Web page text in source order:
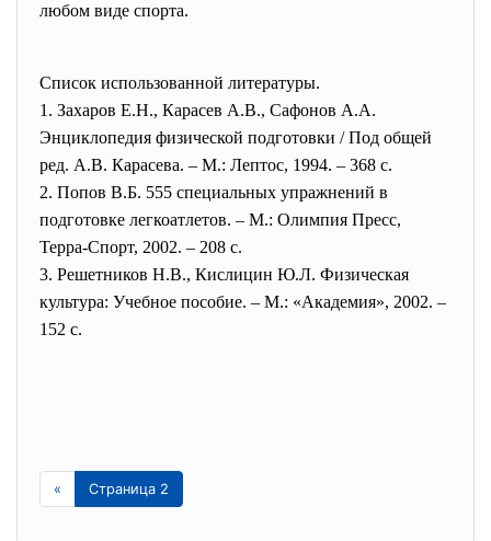
любом виде спорта.
Список использованной литературы.
1. Захаров Е.Н., Карасев А.В., Сафонов А.А.
Энциклопедия физической подготовки / Под общей
ред. А.В. Карасева. – М.: Лептос, 1994. – 368 с.
2. Попов В.Б. 555 специальных упражнений в
подготовке легкоатлетов. – М.: Олимпия Пресс,
Терра-Спорт, 2002. – 208 с.
3. Решетников Н.В., Кислицин Ю.Л. Физическая
культура: Учебное пособие. – М.: «Академия», 2002. –
152 с.
« Страница 2